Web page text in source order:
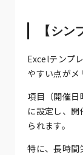
【シ
Excelテンプ
やすい点がメ
項目（開催日
に設定し、
られます。
特に、長時間